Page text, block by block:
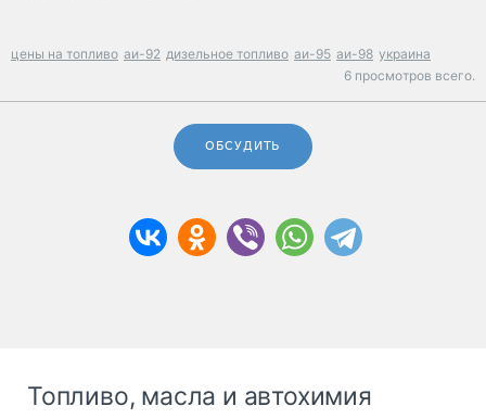
цены на топливо аи-92 дизельное топливо аи-95 аи-98 украина
6 просмотров всего.
ОБСУДИТЬ
Топливо, масла и автохимия